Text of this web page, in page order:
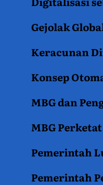
Gejolak
Keracunan
Konsep
MBG dan
MBG
Pemerintah
Pemerintah